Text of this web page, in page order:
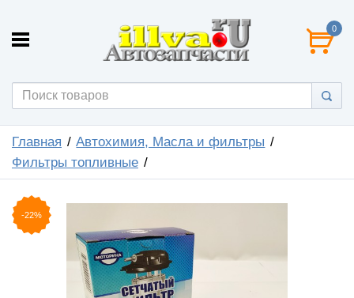
0
Главная
Автохимия, Масла и фильтры
Фильтры топливные
-22%